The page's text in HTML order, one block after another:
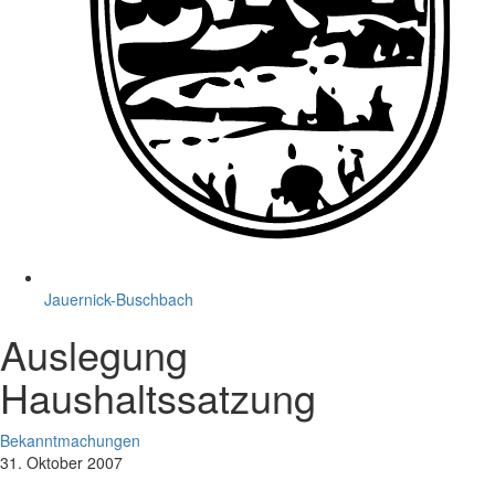
Jauernick-Buschbach
Auslegung
Haushaltssatzung
Bekanntmachungen
31. Oktober 2007